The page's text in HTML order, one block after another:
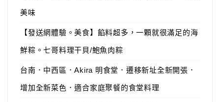
美味
【發送網體驗。美食】餡料超多，一顆就很滿足的海
鮮粽。七哥料理干貝/鮑魚肉粽
台南．中西區．Akira 明食堂．遷移新址全新開張．
增加全新菜色．適合家庭聚餐的食堂料理